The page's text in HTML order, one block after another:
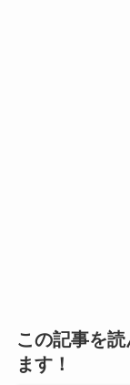
この記事を
ます！